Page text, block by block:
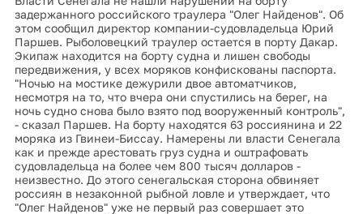
задержанного российского траулера "Олег Найденов". Об
этом сообщил директор компании-судовладельца Юрий
Паршев. Рыболовецкий траулер остается в порту Дакар.
Экипаж находится на борту судна и лишен свободы
передвижения, у всех моряков конфискованы паспорта.
"Ночью на мостике дежурили двое автоматчиков,
несмотря на то, что вчера они спустились на берег, на
ночь судно снова было взято под вооруженный контроль",
- сказал Паршев. На борту находятся 63 россиянина и 22
моряка из Гвинеи-Биссау. Намерены ли власти Сенегала
как и прежде арестовать груз судна и оштрафовать
судовладельца на более чем 800 тысяч долларов -
неизвестно. До этого сенегальская сторона обвиняет
россиян в незаконной рыбной ловле и утверждает, что
"Олег Найденов" уже не первый раз совершает это